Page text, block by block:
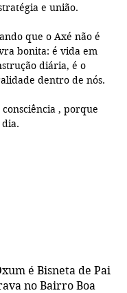
e união.
que o Axé não é
bonita: é vida em
diária, é o
dentro de nós.
é Bisneta de Pai
no Bairro Boa